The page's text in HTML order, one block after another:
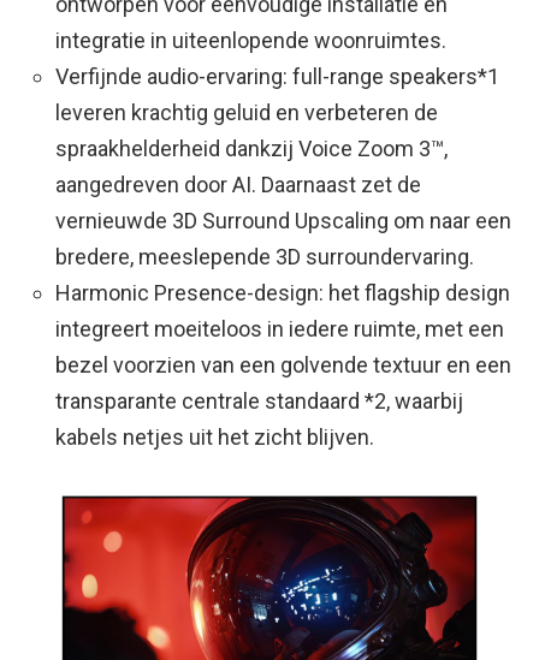
integratie in uiteenlopende woonruimtes. ​
Verfijnde audio-ervaring: full-range speakers*1
leveren krachtig geluid en verbeteren de
spraakhelderheid dankzij Voice Zoom 3™,
aangedreven door AI. Daarnaast zet de
vernieuwde 3D Surround Upscaling om naar een
bredere, meeslepende 3D surroundervaring. ​
Harmonic Presence-design: het flagship design
integreert moeiteloos in iedere ruimte, met een
bezel voorzien van een golvende textuur en een
transparante centrale standaard *2, waarbij
kabels netjes uit het zicht blijven.